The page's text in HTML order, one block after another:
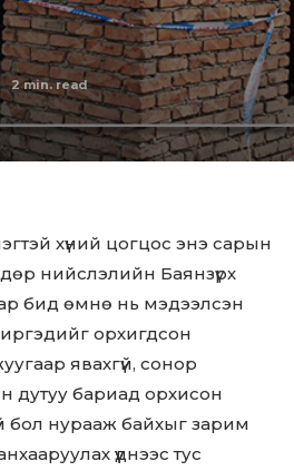
2min. read
хүний цогцос энэ сарын
нийслэлийн Баянзүрх
бид өмнө нь мэдээлсэн
орхигдсон
явахгүй, сонор
дутуу бариад орхисон
бол нурааж байхыг зарим
үүднээс тус